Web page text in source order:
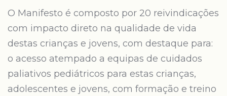
O Manifesto é composto por 20 reivindicações
com impacto direto na qualidade de vida
destas crianças e jovens, com destaque para:
o acesso atempado a equipas de cuidados
paliativos pediátricos para estas crianças,
adolescentes e jovens, com formação e treino